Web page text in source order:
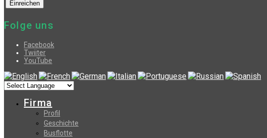
Folge uns
Facebook
Twiiter
YouTube
Firma
Profil
Geschichte
Busflotte